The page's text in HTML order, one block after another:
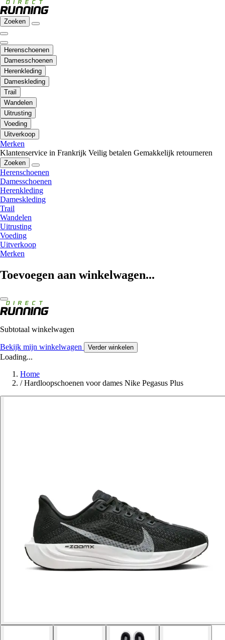
Zoeken
Herenschoenen
Damesschoenen
Herenkleding
Dameskleding
Trail
Wandelen
Uitrusting
Voeding
Uitverkoop
Merken
Klantenservice in Frankrijk Veilig betalen Gemakkelijk retourneren
Zoeken
Herenschoenen
Damesschoenen
Herenkleding
Dameskleding
Trail
Wandelen
Uitrusting
Voeding
Uitverkoop
Merken
Toevoegen aan winkelwagen...
Subtotaal winkelwagen
Bekijk mijn winkelwagen Verder winkelen
Loading...
Home
/ Hardloopschoenen voor dames Nike Pegasus Plus